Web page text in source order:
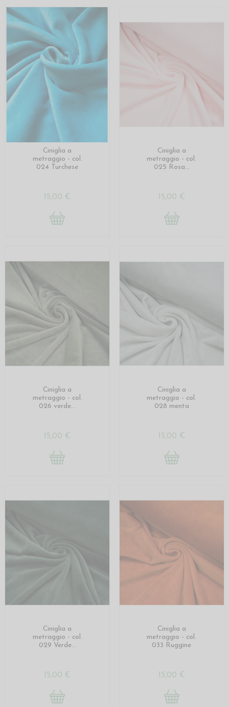
Ciniglia a
metraggio - col.
024 Turchese
15,00 €
Ciniglia a
metraggio - col.
025 Rosa...
15,00 €
Ciniglia a
metraggio - col.
026 verde...
15,00 €
Ciniglia a
metraggio - col.
028 menta
15,00 €
Ciniglia a
metraggio - col.
029 Verde...
15,00 €
Ciniglia a
metraggio - col.
033 Ruggine
15,00 €